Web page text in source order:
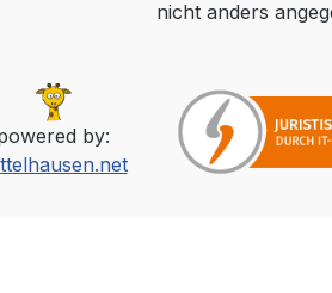
nicht anders
by: